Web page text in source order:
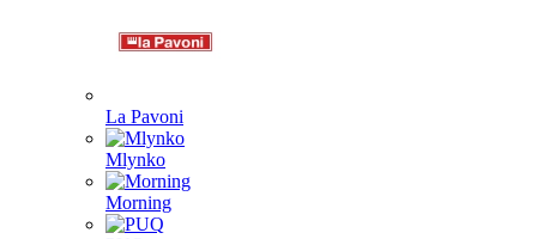
La Pavoni
Mlynko
Morning